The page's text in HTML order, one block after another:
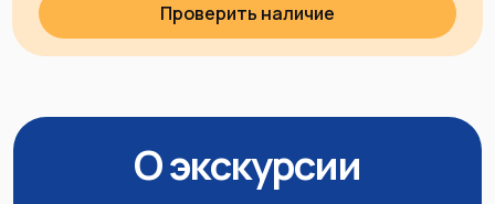
Проверить наличие
О экскурсии